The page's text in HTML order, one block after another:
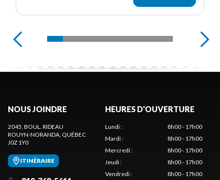
NOUS JOINDRE
2045, BOUL. RIDEAU
ROUYN-NORANDA, QUÉBEC
J0Z 1Y0
ITINÉRAIRE
HEURES D'OUVERTURE
Lundi:
8h00 - 17h00
Mardi:
8h00 - 17h00
Mercredi:
8h00 - 17h00
Jeudi:
8h00 - 17h00
Vendredi:
8h00 - 17h00